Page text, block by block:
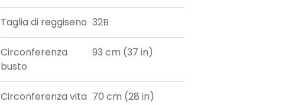
Taglia di reggiseno 32B
Circonferenza
busto
93 cm (37 in)
Circonferenza vita 70 cm (28 in)